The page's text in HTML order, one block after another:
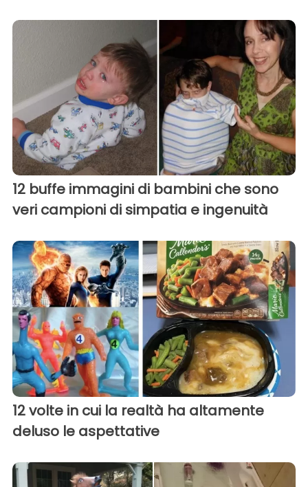
12 buffe immagini di bambini che sono
veri campioni di simpatia e ingenuità
12 volte in cui la realtà ha altamente
deluso le aspettative